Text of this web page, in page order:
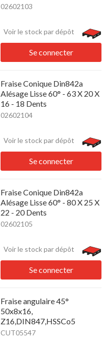
02602103
Voir le stock par dépôt
Se connecter
Fraise Conique Din842a
Alésage Lisse 60° - 63 X 20 X
16 - 18 Dents
02602104
Voir le stock par dépôt
Se connecter
Fraise Conique Din842a
Alésage Lisse 60° - 80 X 25 X
22 - 20 Dents
02602105
Voir le stock par dépôt
Se connecter
Fraise angulaire 45°
50x8x16,
Z16,DIN847,HSSCo5
CUT05547